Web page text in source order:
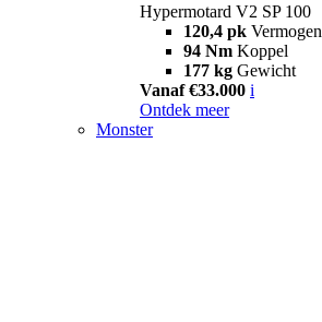
Hypermotard V2 SP 100
120,4 pk Vermogen
94 Nm Koppel
177 kg Gewicht
Vanaf €33.000 i
Ontdek meer
Monster